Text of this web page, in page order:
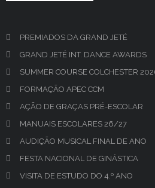
PREMIADOS DA GRAND JETÉ
GRAND JETÉ INT. DANCE AWARDS
SUMMER COURSE COLCHESTER
FORMAÇÃO APEC CCM
AÇÃO DE GRAÇAS PRÉ-ESCOLAR
MANUAIS ESCOLARES 26/27
AUDIÇÃO MUSICAL FINAL DE ANO
FESTA NACIONAL DE GINÁSTICA
VISITA DE ESTUDO DO 4.º ANO